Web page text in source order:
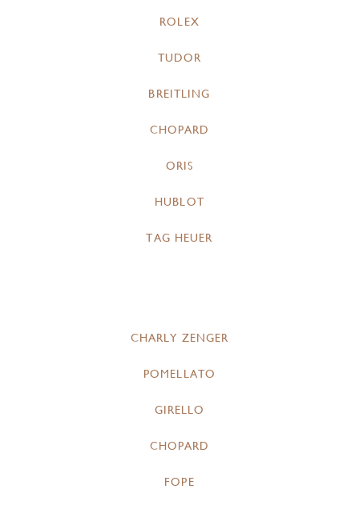
ROLEX
TUDOR
BREITLING
CHOPARD
ORIS
HUBLOT
TAG HEUER
CHARLY ZENGER
POMELLATO
GIRELLO
CHOPARD
FOPE